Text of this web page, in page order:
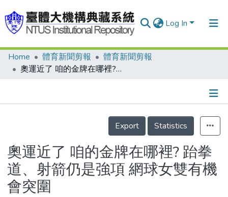
Log In
Communities & Collections
Statistics
Home 體育新聞剪報
體育新聞剪報
奧運近了 咱的金牌在哪裡? 跆拳道、射箭仍是強項 網球女雙有機會突圍
Details
Export
Statistics
奧運近了 咱的金牌在哪裡? 跆拳
道、射箭仍是強項 網球女雙有機
會突圍